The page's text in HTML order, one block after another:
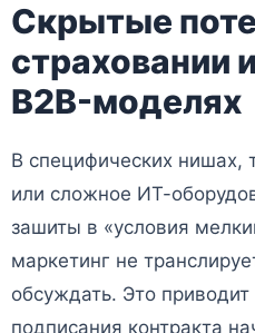
Скрытые
страховании
B2B-моделях
В специфических нишах,
или сложное ИТ-
зашиты в «условия
маркетинг не
обсуждать. Это приводит
подписания контракта